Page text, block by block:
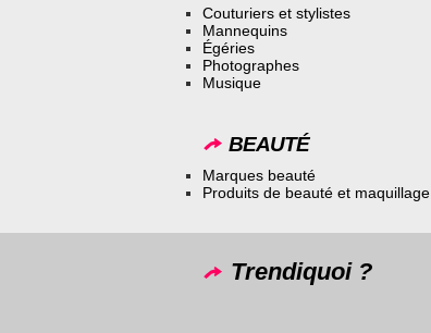
Couturiers et stylistes
Mannequins
Égéries
Photographes
Musique
BEAUTÉ
Marques beauté
Produits de beauté et maquillage
Trendiquoi ?